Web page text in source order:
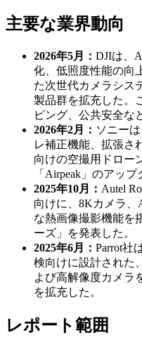
主要な業界動向
2026年5月： DJIは、
化、低照度性能の向
た次世代カメラシス
製品群を拡充した。
ピング、公共安全な
2026年2月： ソニー
レ補正機能、拡張さ
向けの空撮用ドロー
「Airpeak」のアッ
2025年10月： Autel
向けに、8Kカメラ
な熱画像撮影機能を
ーズ」を発表した。
2025年6月： Parrot社
検向けに設計された
よび高解像度カメラ
を拡充した。
レポート範囲